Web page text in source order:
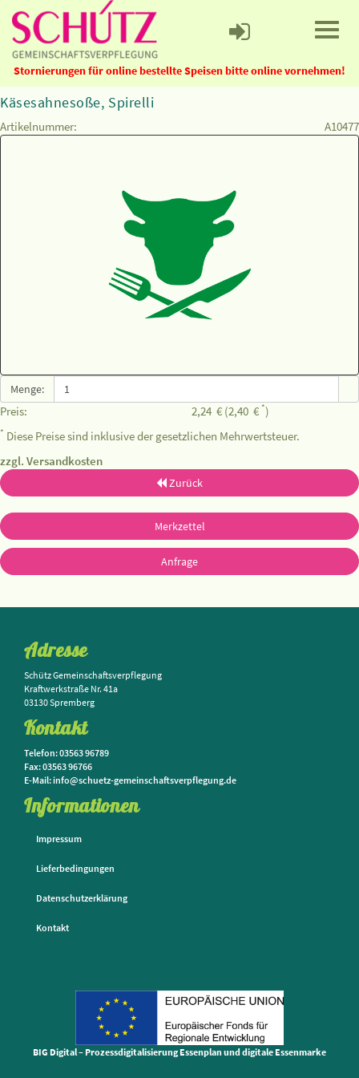
Stornierungen für online bestellte Speisen bitte online vornehmen!
Käsesahnesoße, Spirelli
Artikelnummer: A10477
Menge:
Preis: 2,24 € (2,40 € *)
* Diese Preise sind inklusive der gesetzlichen Mehrwertsteuer.
zzgl. Versandkosten
Zurück
Merkzettel
Anfrage
Adresse
Schütz Gemeinschaftsverpflegung
Kraftwerkstraße Nr. 41a
03130 Spremberg
Kontakt
Telefon: 03563 96789
Fax: 03563 96766
E-Mail: info@schuetz-gemeinschaftsverpflegung.de
Informationen
Impressum
Lieferbedingungen
Datenschutzerklärung
Kontakt
BIG Digital – Prozessdigitalisierung Essenplan und digitale Essenmarke